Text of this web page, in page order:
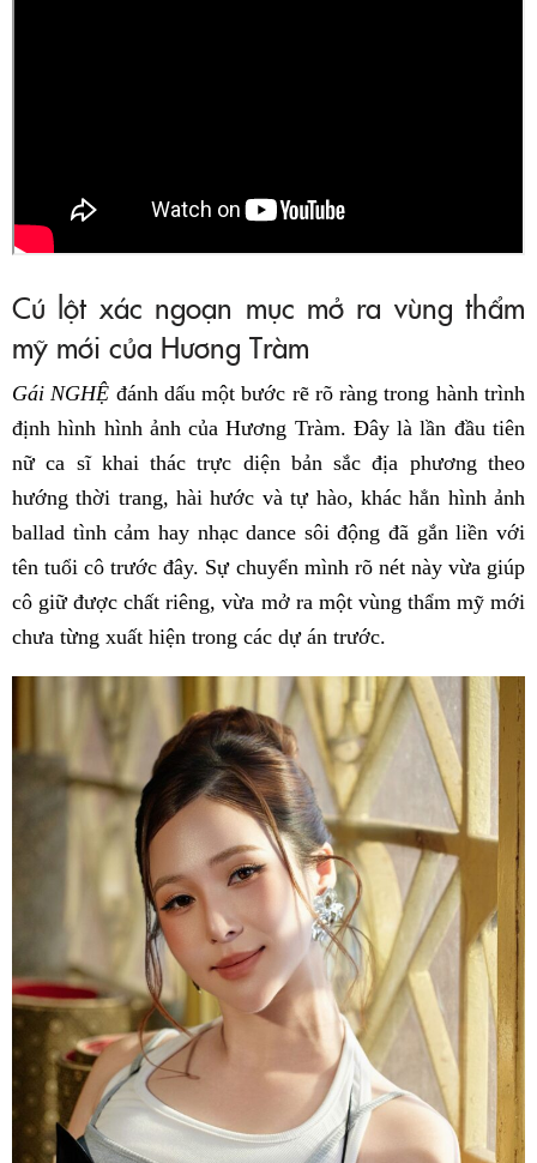
Cú lột xác ngoạn mục mở ra vùng thẩm
mỹ mới của Hương Tràm
Gái NGHỆ đánh dấu một bước rẽ rõ ràng trong hành trình
định hình hình ảnh của Hương Tràm. Đây là lần đầu tiên
nữ ca sĩ khai thác trực diện bản sắc địa phương theo
hướng thời trang, hài hước và tự hào, khác hẳn hình ảnh
ballad tình cảm hay nhạc dance sôi động đã gắn liền với
tên tuổi cô trước đây. Sự chuyển mình rõ nét này vừa giúp
cô giữ được chất riêng, vừa mở ra một vùng thẩm mỹ mới
chưa từng xuất hiện trong các dự án trước.